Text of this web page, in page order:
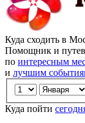
Куда сходить в
Помощник и
по интересным
и лучшим
Куда пойти